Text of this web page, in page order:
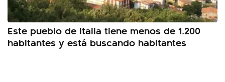
Este pueblo de Italia tiene menos de 1.200
habitantes y está buscando habitantes